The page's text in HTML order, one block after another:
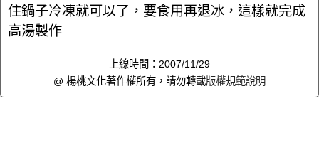
住鍋子冷凍就可以了，要食用再退冰，這樣就完成
高湯製作
上線時間：2007/11/29
@ 楊桃文化著作權所有，請勿轉載版權規範說明